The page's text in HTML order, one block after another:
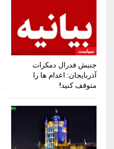
سیاست
جنبش فدرال دمکرات
آذربایجان: اعدام ها را‌
متوقف‌ کنید!